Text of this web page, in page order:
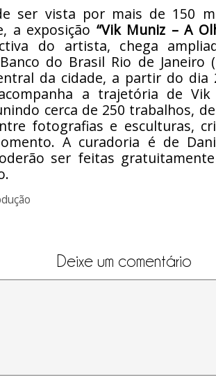
ser vista por mais de 150
a exposição “Vik Muniz – A
do artista, chega
do Brasil Rio de Janeiro
da cidade, a partir do dia
a trajetória de Vik
cerca de 250 trabalhos,
fotografias e esculturas,
A curadoria é de
ser feitas
Deixe um comentário